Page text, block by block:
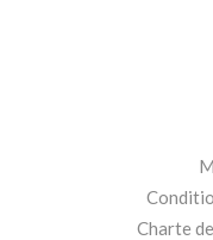
Charte